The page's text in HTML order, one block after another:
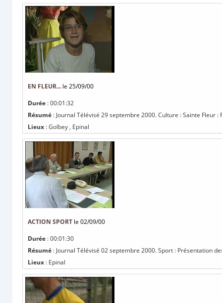
EN FLEUR... le 25/09/00
Durée : 00:01:32
Résumé : Journal Télévisé 29 septembre 2000. Culture : Sainte Fleur :
Lieux : Golbey , Epinal
ACTION SPORT le 02/09/00
Durée : 00:01:30
Résumé : Journal Télévisé 02 septembre 2000. Sport : Présentation
Lieux : Epinal